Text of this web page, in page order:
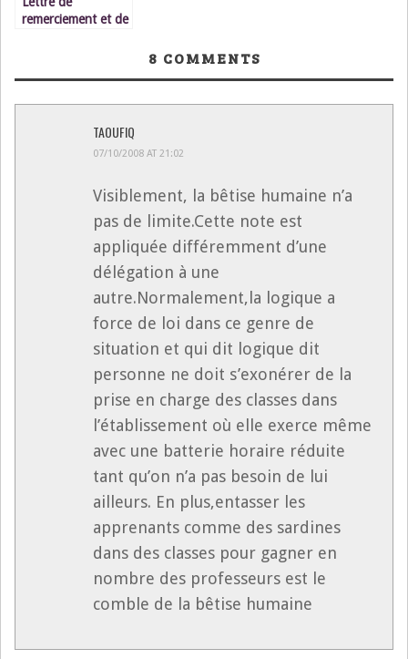
remerciement et de
8 COMMENTS
TAOUFIQ
07/10/2008 AT 21:02
Visiblement, la bêtise humaine n’a
pas de limite.Cette note est
appliquée différemment d’une
délégation à une
autre.Normalement,la logique a
force de loi dans ce genre de
situation et qui dit logique dit
personne ne doit s’exonérer de la
prise en charge des classes dans
l’établissement où elle exerce même
avec une batterie horaire réduite
tant qu’on n’a pas besoin de lui
ailleurs. En plus,entasser les
apprenants comme des sardines
dans des classes pour gagner en
nombre des professeurs est le
comble de la bêtise humaine